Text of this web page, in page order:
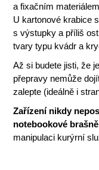
a fixačním
U kartonové krabice
s výstupky a příliš
tvary typu kvádr a
Až si budete jisti, že
přepravy nemůže
zalepte (ideálně i
Zařízení nikdy
notebookové brašně
manipulaci kurýrní